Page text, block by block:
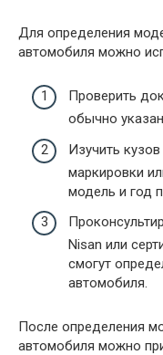
Для определения
автомобиля можно
Проверить
обычно
Изучить
маркировки
модель и год
Nisan или
смогут
автомобиля.
После определения
автомобиля можно